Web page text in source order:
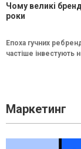
Чому великі
роки
Епоха гучних
частіше інвестують
Маркетинг